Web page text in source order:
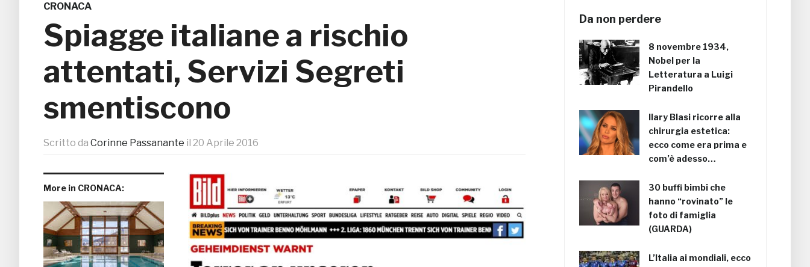
CRONACA
Spiagge italiane a rischio
attentati, Servizi Segreti
smentiscono
Scritto da Corinne Passanante il 20 Aprile 2016
More in CRONACA:
Da non perdere
8 novembre 1934,
Nobel per la
Letteratura a Luigi
Pirandello
Ilary Blasi ricorre alla
chirurgia estetica:
ecco come era prima e
com’è adesso…
30 buffi bimbi che
hanno “rovinato” le
foto di famiglia
(GUARDA)
L’Italia ai mondiali, ecco